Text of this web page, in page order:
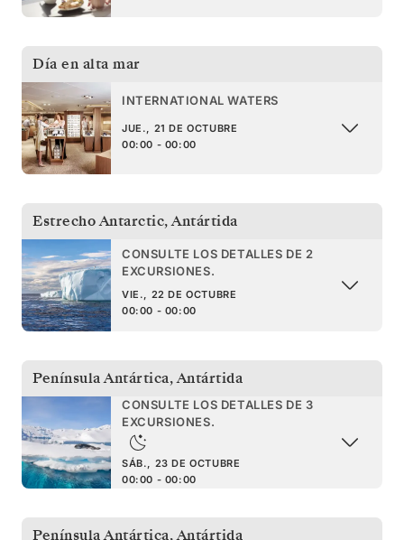
Día en alta mar
INTERNATIONAL WATERS
JUE., 21 DE OCTUBRE
00:00 - 00:00
Estrecho Antarctic,Antártida
CONSULTE LOS DETALLES DE 2
EXCURSIONES.
VIE., 22 DE OCTUBRE
00:00 - 00:00
Península Antártica,Antártida
CONSULTE LOS DETALLES DE 3
EXCURSIONES.
SÁB., 23 DE OCTUBRE
00:00 - 00:00
Península Antártica,Antártida